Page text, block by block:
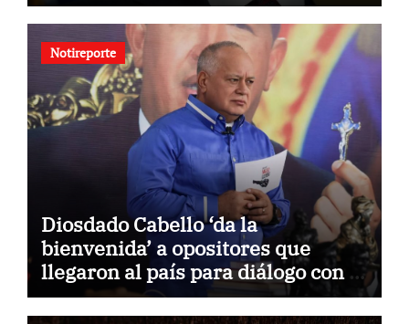
Notireporte
Diosdado Cabello ‘da la
bienvenida’ a opositores que
llegaron al país para diálogo con el
gobierno